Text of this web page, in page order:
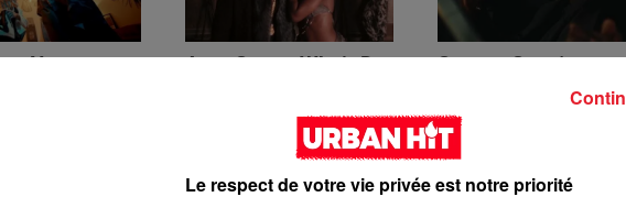
Nov‬ -
RSKO)
Ayra Starr - Who’s Dat
Saaro - Star /
interlude Yorssy
Le respect de votre vie privée est notre priorité